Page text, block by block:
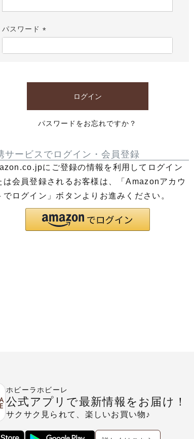
須)
パスワード
須)
ログイン
パスワードをお忘れですか？
サービスでログイン・会員登録
にご登録の情報を利用してログイン
は会員登録されるお客様は、「Amazonアカウ
でログイン」ボタンよりお進みください。
ホビーラホビーレ
公式アプリで最新情報をお届け！
サクサク見られて、楽しいお買い物♪